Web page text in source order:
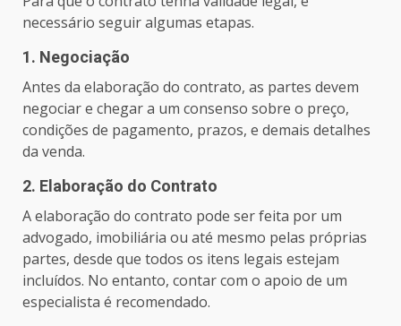
necessário seguir algumas etapas.
1. Negociação
Antes da elaboração do contrato, as partes devem
negociar e chegar a um consenso sobre o preço,
condições de pagamento, prazos, e demais detalhes
da venda.
2. Elaboração do Contrato
A elaboração do contrato pode ser feita por um
advogado, imobiliária ou até mesmo pelas próprias
partes, desde que todos os itens legais estejam
incluídos. No entanto, contar com o apoio de um
especialista é recomendado.